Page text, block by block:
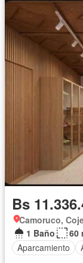
Bs
Camoruco,
1 Baño
60
Aparcamiento